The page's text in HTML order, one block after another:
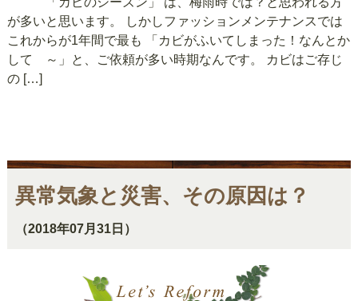
が多いと思います。 しかしファッションメンテナンスでは
これからが1年間で最も 「カビがふいてしまった！なんとか
して ～」と、ご依頼が多い時期なんです。 カビはご存じ
の […]
異常気象と災害、その原因は？
（2018年07月31日）